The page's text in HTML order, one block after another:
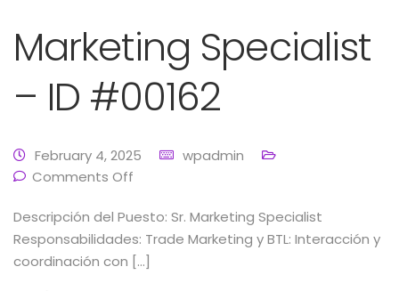
Marketing Specialist
– ID #00162
February 4, 2025
wpadmin
Comments Off
Descripción del Puesto: Sr. Marketing Specialist
Responsabilidades: Trade Marketing y BTL: Interacción y
coordinación con […]